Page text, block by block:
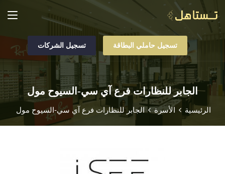
تسجيل حاملي البطاقة تسجيل الشركات
الجابر للنظارات فرع آي سي-السيوح مول
الرئيسية الأسرة الجابر للنظارات فرع آي سي-السيوح مول